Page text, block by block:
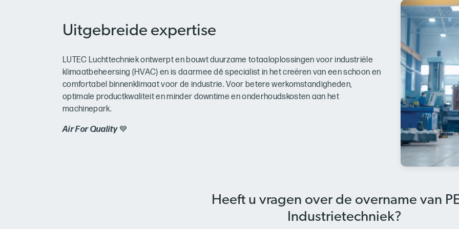
Uitgebreide expertise
LUTEC Luchttechniek ontwerpt en bouwt duurzame totaaloplossingen voor industriële
klimaatbeheersing (HVAC) en is daarmee dé specialist in het creëren van een schoon en
comfortabel binnenklimaat voor de industrie. Voor betere werkomstandigheden,
optimale productkwaliteit en minder downtime en onderhoudskosten aan het
machinepark.
Air For Quality💙
Heeft u vragen over de overname van
Industrietechniek?